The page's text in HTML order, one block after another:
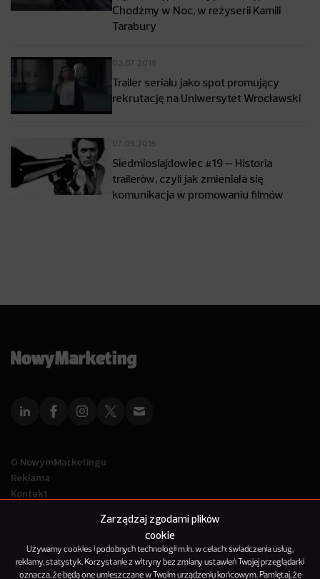
Zarządzaj zgodami plików
cookie
Używamy cookies i podobnych technologii m.in. w celach: świadczenia usług,
reklamy, statystyk. Korzystanie z witryny bez zmiany ustawień Twojej przeglądarki
oznacza, że będą one umieszczane w Twoim urządzeniu końcowym. Pamiętaj, że
Chodźmy w Noc, w reżyserii Kamili
Tarabury
02.07.2019
Trailer serialu jako spot promujący
rekrutację na Uniwersytet Wrocławski
07.09.2015
Siedmioslajdowiec #19 – Historia
trailerów, czyli jak zmieniała się
komunikacja w promowaniu filmów
O NowymMarketingu
Reklama
Kontakt